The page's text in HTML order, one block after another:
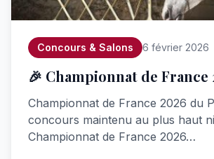
Concours & Salons 6 février 2026
🎉 Championnat de France
Championnat de France 2026 du
concours maintenu au plus haut
Championnat de France 2026…